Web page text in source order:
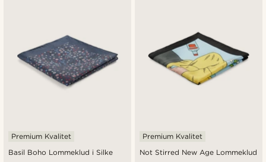
Basil Boho Lommeklud i Silke
Premium Kvalitet
Not Stirred New Age Lommeklud
Premium Kvalitet